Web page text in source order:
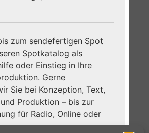
zum sendefertigen Spot
Spotkatalog als
oder Einstieg in Ihre
Gerne
Sie bei Konzeption, Text,
Produktion – bis zur
für Radio, Online oder